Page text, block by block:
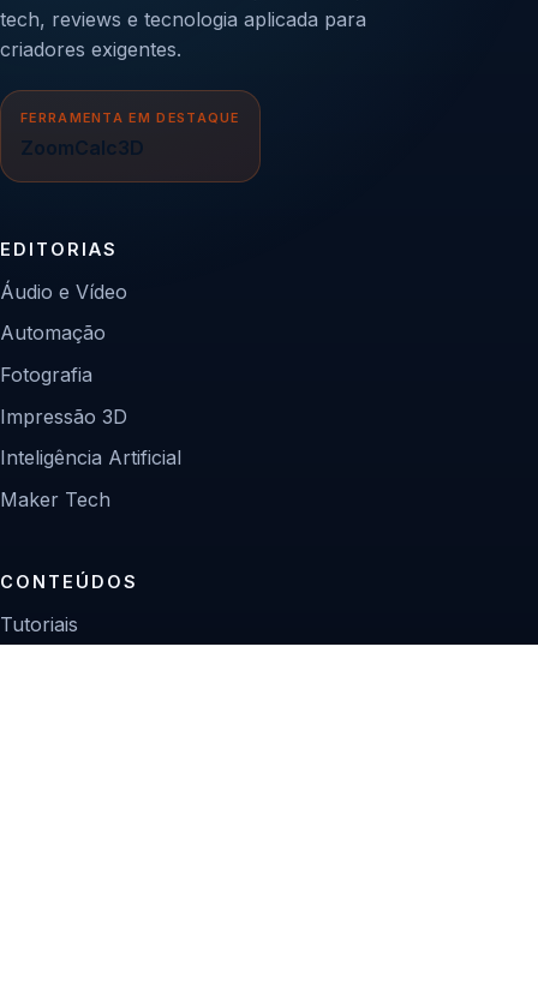
tech, reviews e tecnologia aplicada para
criadores exigentes.
FERRAMENTA EM DESTAQUE
ZoomCalc3D
EDITORIAS
Áudio e Vídeo
Automação
Fotografia
Impressão 3D
Inteligência Artificial
Maker Tech
CONTEÚDOS
Tutoriais